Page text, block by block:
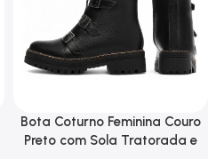
Bota Coturno Feminina Couro
Preto com Sola Tratorada e